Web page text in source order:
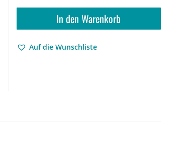
Zur
der
In den Warenkorb
Auf die Wunschliste